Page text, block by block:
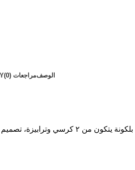
الوصفمراجعات (0)
الخارجية ويوفر الراحة المثالية.